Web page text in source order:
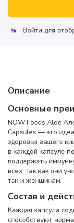
% Войти для
Описание
Основные
NOW Foods Aloe
Capsules — это
здоровья вашего
в каждой капсуле
поддержать
всех, так как они
так и женщинам.
Состав и
Каждая капсула
способствуют